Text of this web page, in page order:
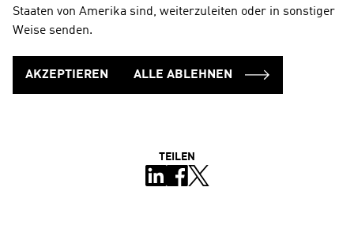
Staaten von Amerika sind, weiterzuleiten oder in sonstiger
Weise senden.
AKZEPTIEREN ALLE ABLEHNEN
TEILEN